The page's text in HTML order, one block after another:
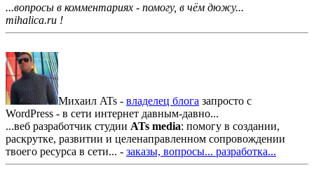
...вопросы в комментариях - помогу, в чём дюжу...
mihalica.ru !
Михаил ATs - владелец блога запросто с
WordPress - в сети интернет давным-давно...
...веб разработчик студии ATs media: помогу в создании,
раскрутке, развитии и целенаправленном сопровождении
твоего ресурса в сети... - заказы, вопросы... разработка...